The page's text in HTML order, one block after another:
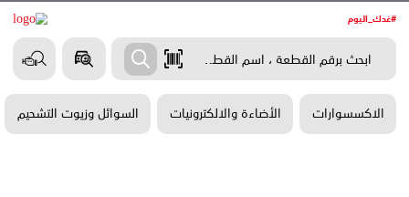
الأضاءة والالكترونيات السوائل وزيوت التشحيم